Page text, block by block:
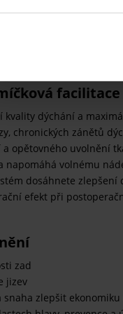
tak provádění
lidem ve vašem okolí,
průdušek a
může přece každý a
facilitace
kvality dýchání a
chronických zánětů
a opětovného uvolnění
napomáhá volnému
dosáhnete
efekt při
zad
jizev
snaha zlepšit